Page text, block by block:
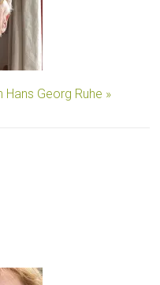
Georg Ruhe »